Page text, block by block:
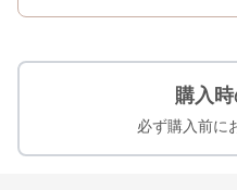
購入
必ず購入前に